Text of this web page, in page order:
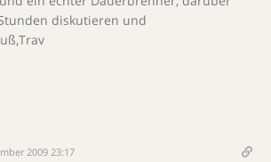
diskutieren und
2009 23:17